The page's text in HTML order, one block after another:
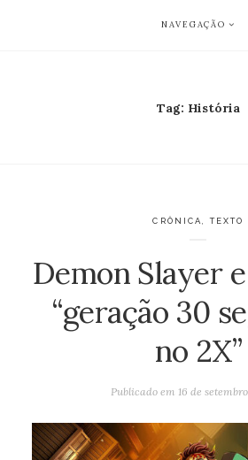
NAVEGAÇÃO
Tag: História
CRÔNICA ,TEXTO
Demon Slayer
“geração 30
no 2X”
Publicado em 16 de